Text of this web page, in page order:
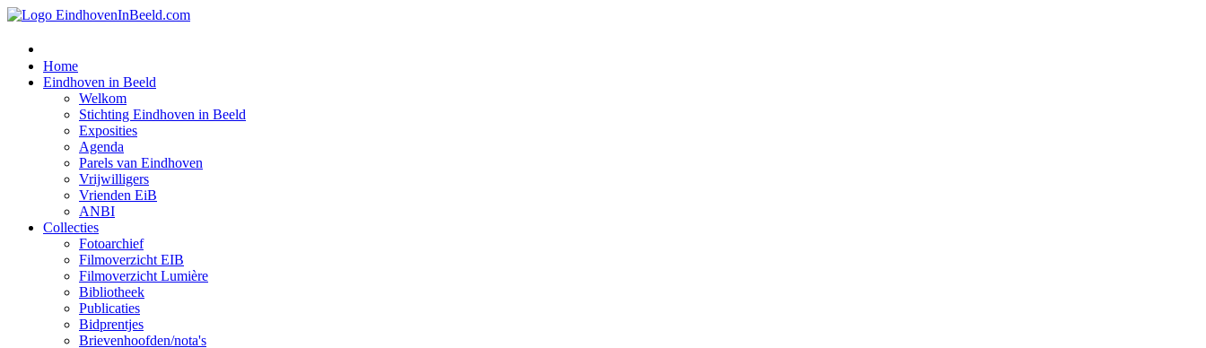
Home
Eindhoven in Beeld
Welkom
Stichting Eindhoven in Beeld
Exposities
Agenda
Parels van Eindhoven
Vrijwilligers
Vrienden EiB
ANBI
Collecties
Fotoarchief
Filmoverzicht EIB
Filmoverzicht Lumière
Bibliotheek
Publicaties
Bidprentjes
Brievenhoofden/nota's